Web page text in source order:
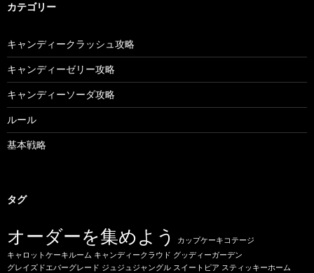
カテゴリー
キャンディークラッシュ攻略
キャンディーゼリー攻略
キャンディーソーダ攻略
ルール
基本戦略
タグ
オーダーを集めよう
カップケーキコテージ
キャロットケーキルーム キャンディークラウド グッディーガーデン
グレイズドエバーグレード ジュジュジャングル スイートピア スティッキーホーム